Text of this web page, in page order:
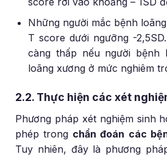
Những người mắc bệnh
T score dưới ngưỡng -
càng thấp nếu người bệnh
loãng xương ở mức nghiêm
2.2. Thực hiện các xét
Phương pháp xét nghiệm sinh
phép trong chẩn đoán các
Tuy nhiên, đây là phương